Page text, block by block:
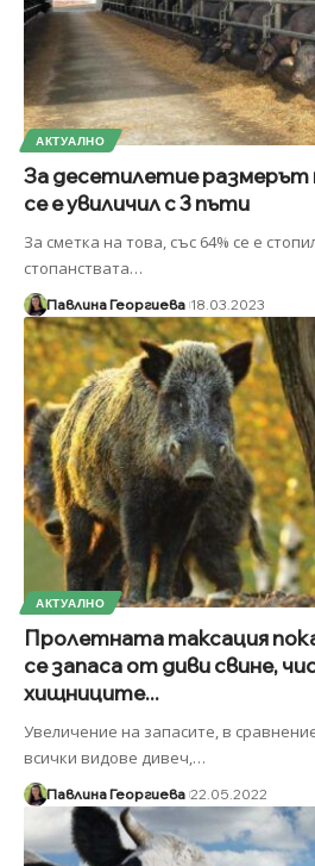
АКТУАЛНО
За десетилетие
се е увиличил с 3 пъти
За сметка на това, със 64% се е
стопанствата…
Павлина Георгиева 18.03.2023
АКТУАЛНО
Пролетната таксация
се запаса от диви свине,
хищниците...
Увеличение на запасите, в
всички видове дивеч,…
Павлина Георгиева 22.05.2022